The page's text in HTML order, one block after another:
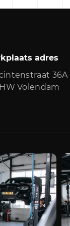
adres
36A
HW Volendam